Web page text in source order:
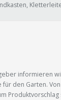
informieren
für den Garten.